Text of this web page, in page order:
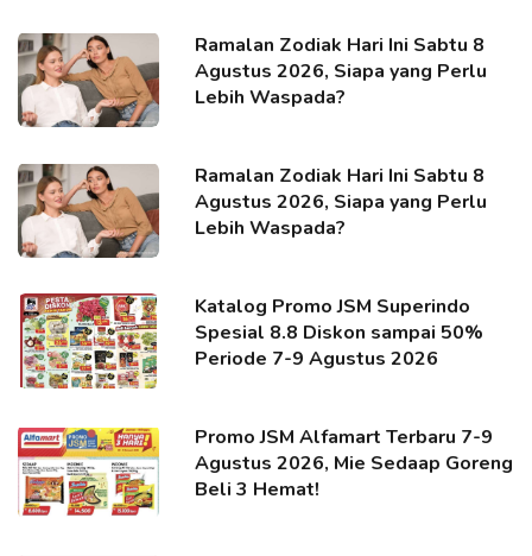
Ramalan Zodiak Hari Ini Sabtu 8
Agustus 2026, Siapa yang Perlu
Lebih Waspada?
Ramalan Zodiak Hari Ini Sabtu 8
Agustus 2026, Siapa yang Perlu
Lebih Waspada?
Katalog Promo JSM Superindo
Spesial 8.8 Diskon sampai 50%
Periode 7-9 Agustus 2026
Promo JSM Alfamart Terbaru 7-9
Agustus 2026, Mie Sedaap Goreng
Beli 3 Hemat!